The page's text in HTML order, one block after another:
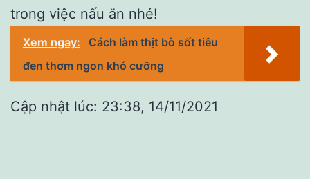
trong việc nấu ăn nhé!
Xem ngay:
Cách làm thịt bò sốt tiêu
đen thơm ngon khó cưỡng
Cập nhật lúc: 23:38, 14/11/2021